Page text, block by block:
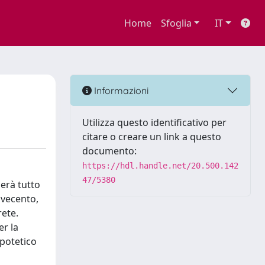
Home Sfoglia IT
tutto
la
Informazioni
Utilizza questo identificativo per
citare o creare un link a questo
documento:
https://hdl.handle.net/20.500.142
47/5380